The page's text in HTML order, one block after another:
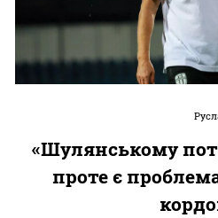
«Шулянському
проте є